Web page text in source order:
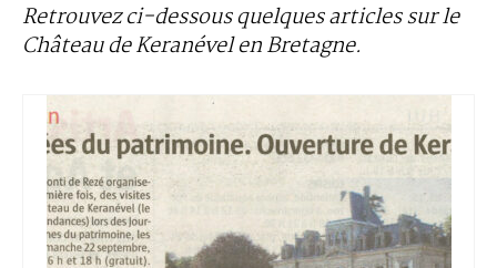
Retrouvez ci-dessous quelques articles sur le
Château de Keranével en Bretagne.